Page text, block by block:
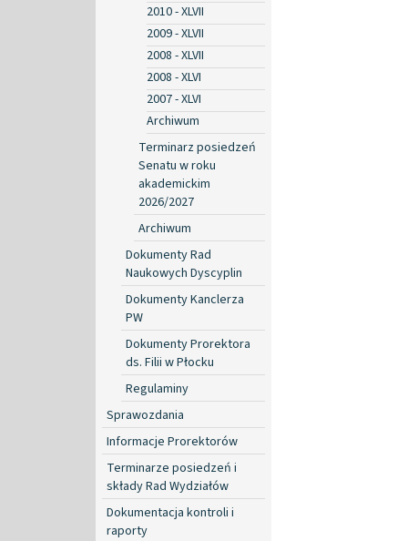
2010 - XLVII
2009 - XLVII
2008 - XLVII
2008 - XLVI
2007 - XLVI
Archiwum
Terminarz posiedzeń
Senatu w roku
akademickim
2026/2027
Archiwum
Dokumenty Rad
Naukowych Dyscyplin
Dokumenty Kanclerza
PW
Dokumenty Prorektora
ds. Filii w Płocku
Regulaminy
Sprawozdania
Informacje Prorektorów
Terminarze posiedzeń i
składy Rad Wydziałów
Dokumentacja kontroli i
raporty